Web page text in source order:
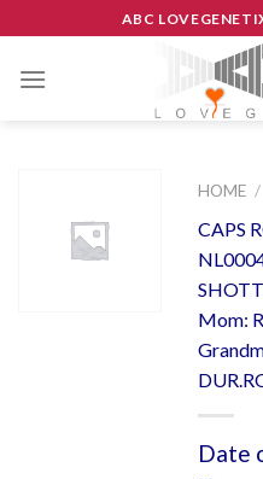
to
content
ABC
HOME /
CAPS
Mom:
Date